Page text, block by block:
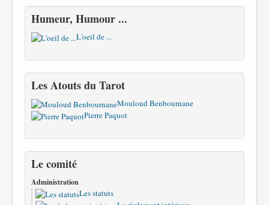
Humeur, Humour ...
L'oeil de ...
Les Atouts du Tarot
Mouloud Benbournane
Pierre Paquot
Le comité
Administration
Les statuts